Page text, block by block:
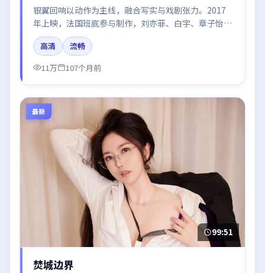
银翼回响以动作为主线，融合写实与戏剧张力。2017
年上映，法国班底参与制作，刘亦菲、白宇、章子怡、
秦海璐、谭卓在片中呈现细腻表演，影像风格统一，配
乐与剪辑强化了情绪曲线。
高清
流畅
11万
107个月前
最新
99:51
焚城边界